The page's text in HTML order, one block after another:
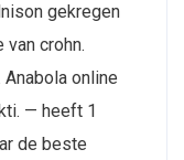
gekregen
crohn.
online
— heeft 1
de beste